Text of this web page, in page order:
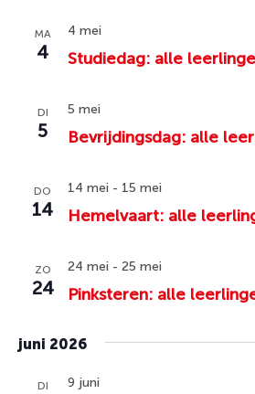
MA
4 Studiedag: alle
4 mei
DI
5 Bevrijdingsdag: alle
5 mei
DO
14 Hemelvaart: alle
14 mei - 15 mei
ZO
24 Pinksteren: alle
24 mei - 25 mei
juni 2026
DI 9 juni